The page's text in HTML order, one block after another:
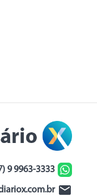
9 9963-3333